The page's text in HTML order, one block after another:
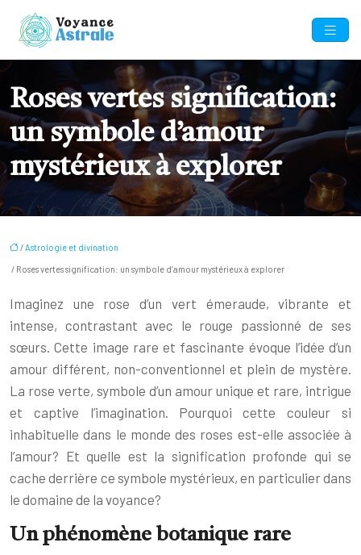
Roses vertes signification:
un symbole d’amour
mystérieux à explorer
/ Astrologie et divination
/ Roses vertes signification: un symbole d’amour mystérieux à explorer
Imaginez une rose d’un vert émeraude, vibrante et
intense, contrastant avec le rouge passionné de ses
sœurs. Cette image rare et fascinante évoque l’idée d’un
amour différent, non-conventionnel et plein de mystère.
La rose verte, symbole d’un amour unique et rare, intrigue
et captive l’imagination. Pourquoi cette couleur si
inhabituelle dans le monde des roses est-elle associée à
l’amour? Et quelle est la signification profonde qui se
cache derrière ce symbole mystérieux, en particulier dans
le domaine de la voyance?
Un phénomène botanique rare